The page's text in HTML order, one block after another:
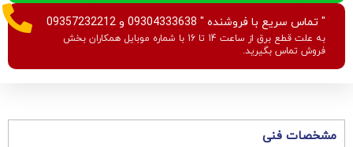
" تماس سریع با فروشنده " 09304333638 و 09357232212
به علت قطع برق از ساعت 14 تا 16 با شماره موبایل همکاران بخش
فروش تماس بگیرید.
مشخصات فنی